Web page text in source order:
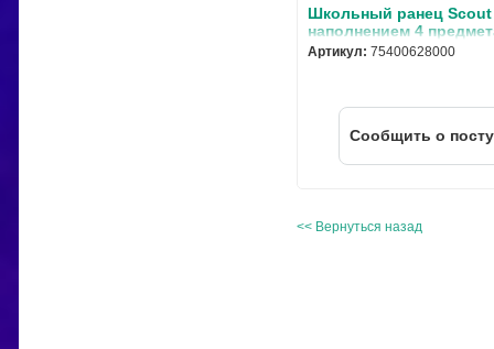
Школьный ранец Scout
наполнением 4
75400628000
Артикул: 75400628000
Cообщить о
<< Вернуться назад